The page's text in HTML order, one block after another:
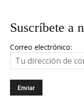
Suscríbete a
Correo electrónico: